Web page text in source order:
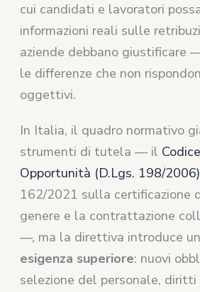
cui candidati e lavoratori
informazioni reali sulle
aziende debbano giustificare
le differenze che non
oggettivi.
In Italia, il quadro normativo
strumenti di tutela — il
Opportunità (D.Lgs. 198/2006)
162/2021 sulla certificazione
genere e la contrattazione
—, ma la direttiva introduce un
esigenza superiore: nuovi
selezione del personale,